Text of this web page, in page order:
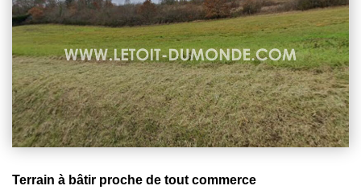
Terrain à bâtir proche de tout commerce